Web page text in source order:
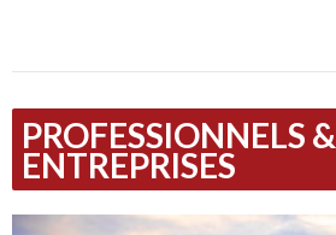
PROFESSIONNELS &
ENTREPRISES